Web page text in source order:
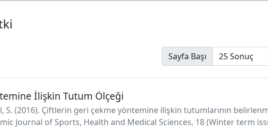
Sayfa Başı
İlişkin Tutum Ölçeği
S. (2016). Çiftlerin geri çekme yöntemine ilişkin tutumlarının
Journal of Sports, Health and Medical Sciences, 18 (Winter term